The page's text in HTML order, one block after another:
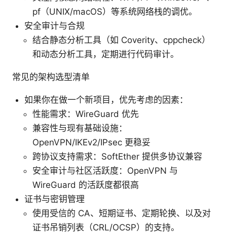
pf（UNIX/macOS）等系统网络栈的调优。
安全审计与合规
结合静态分析工具（如 Coverity、cppcheck）
和动态分析工具，定期进行代码审计。
常见的架构选型清单
如果你在做一个新项目，优先考虑的因素：
性能需求：WireGuard 优先
兼容性与现有基础设施：
OpenVPN/IKEv2/IPsec 更稳妥
跨协议支持需求：SoftEther 提供多协议兼容
安全审计与社区活跃度：OpenVPN 与
WireGuard 的活跃度都很高
证书与密钥管理
使用受信的 CA、短期证书、定期轮换、以及对
证书吊销列表（CRL/OCSP）的支持。